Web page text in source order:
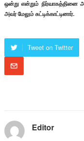
ஒன்று என்றும் நிர்வாகத்தினை
அவர் மேலும் சுட்டிக்காட்டினார்.
Tweet on Twitter
Editor